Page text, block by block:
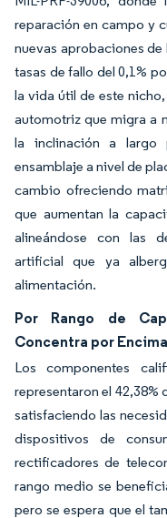
reparación en campo y
nuevas aprobaciones
tasas de fallo del 0,1%
la vida útil de este
automotriz que migra a
la inclinación a largo
ensamblaje a nivel de
cambio ofreciendo
que aumentan la
alineándose con las
artificial que ya
alimentación.
Por Rango de
Concentra por
Los componentes
representaron el 42,38%
satisfaciendo las
dispositivos de
rectificadores de
rango medio se
pero se espera que el